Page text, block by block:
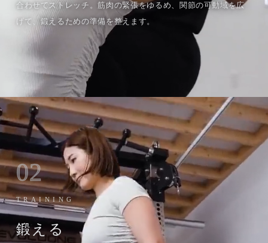
合わせてストレッチ。筋肉の緊張をゆるめ、関節の可動域を広
げて、鍛えるための準備を整えます。
02
TRAINING
鍛える